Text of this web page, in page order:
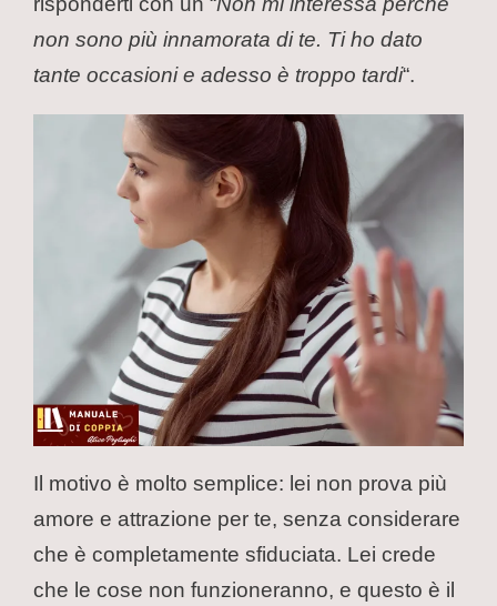
non sono più innamorata di te. Ti ho dato
tante occasioni e adesso è troppo tardi“.
Il motivo è molto semplice: lei non prova più
amore e attrazione per te, senza considerare
che è completamente sfiduciata. Lei crede
che le cose non funzioneranno, e questo è il